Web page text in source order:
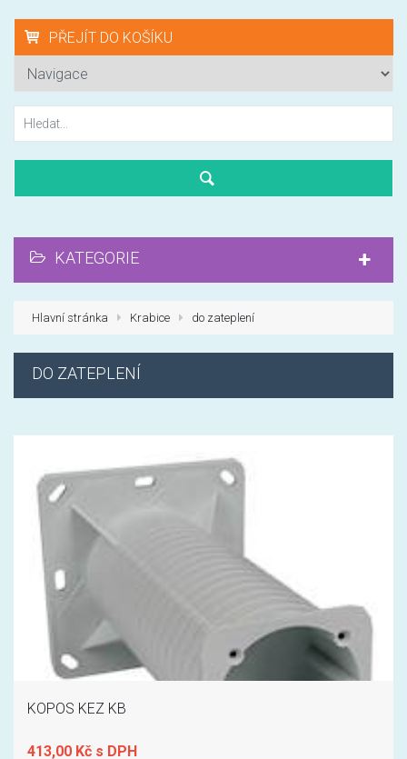
PŘEJÍT DO KOŠÍKU
KATEGORIE
Hlavní stránka Krabice do zateplení
DO ZATEPLENÍ
KOPOS KEZ KB
413,00 Kč s DPH